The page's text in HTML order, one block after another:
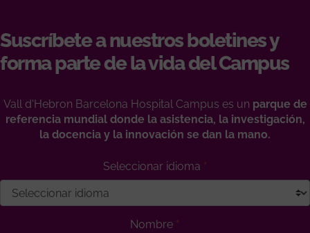
Suscríbete a nuestros boletines y
forma parte de la vida del Campus
Vall d'Hebron Barcelona Hospital Campus es un parque de
referencia mundial donde la asistencia, la investigación,
la docencia y la innovación se dan la mano.
Seleccionar idioma
Nombre